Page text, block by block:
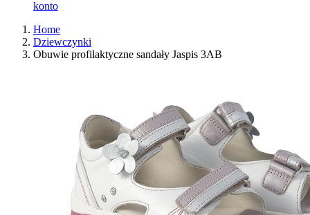
konto
Home
Dziewczynki
Obuwie profilaktyczne sandały Jaspis 3AB